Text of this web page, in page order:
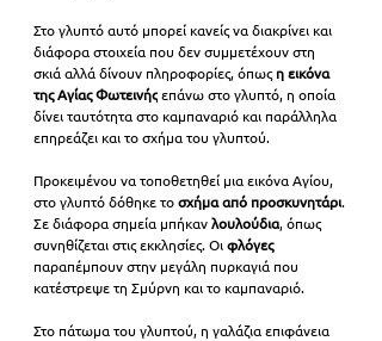
Στο γλυπτό αυτό μπορεί κανείς να διακρίνει και
διάφορα στοιχεία που δεν συμμετέχουν στη
σκιά αλλά δίνουν πληροφορίες, όπως η εικόνα
της Αγίας Φωτεινής επάνω στο γλυπτό, η οποία
δίνει ταυτότητα στο καμπαναριό και παράλληλα
επηρεάζει και το σχήμα του γλυπτού.
Προκειμένου να τοποθετηθεί μια εικόνα Αγίου,
στο γλυπτό δόθηκε το σχήμα από προσκυνητάρι.
Σε διάφορα σημεία μπήκαν λουλούδια, όπως
συνηθίζεται στις εκκλησίες. Οι φλόγες
παραπέμπουν στην μεγάλη πυρκαγιά που
κατέστρεψε τη Σμύρνη και το καμπαναριό.
Στο πάτωμα του γλυπτού, η γαλάζια επιφάνεια